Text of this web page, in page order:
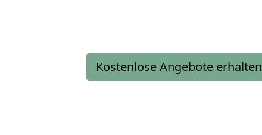
Kostenlose Angebote erhalten